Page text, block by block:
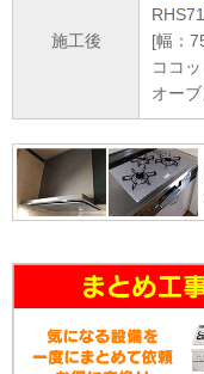
施工後
[幅：
ココ
オー